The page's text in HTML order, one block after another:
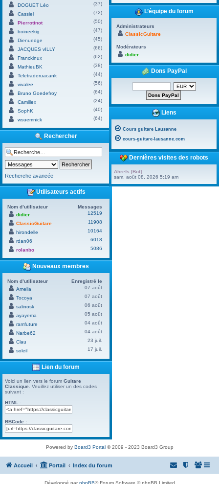
DOGUET Léo
(37)
Cassiel
(72)
Pierrotinot
(50)
boineekig
(47)
Dienuedge
(45)
JACQUES vILLY
(66)
Franckinux
(62)
MathieuBK
(38)
Teletraderuacank
(44)
vivalee
(56)
Bruno Goedefroy
(64)
Camillex
(24)
SophK
(40)
wsuemnick
(64)
Rechercher
Recherche avancée
Utilisateurs actifs
Nom d’utilisateur
Messages
didier
12519
ClassicGuitare
11908
hirondelle
10164
rdan06
6018
rolanbo
5086
Nouveaux membres
Nom d’utilisateur
Enregistré le
Amelia
07 août
Tocoya
07 août
salinosk
06 août
ayayema
05 août
ramfuture
04 août
Narbe62
04 août
Clau
23 juil.
soleil
17 juil.
Lien du forum
Voici un lien vers le forum Guitare
Classique . Veuillez utiliser un des codes
suivant :
HTML :
BBCode :
L’équipe du forum
Administrateurs
ClassicGuitare
Modérateurs
didier
Dons PayPal
Liens
Cours guitare Lausanne
cours-guitare-lausanne.com
Dernières visites des robots
Ahrefs [Bot]
sam. août 08, 2026 5:19 am
Powered by Board3 Portal© 2009 - 2023 Board3 Group
Accueil Portail Index du forum
Développé parphpBB® Forum Software © phpBB Limited